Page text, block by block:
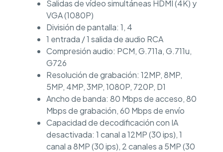
Salidas de vídeo simultáneas HDMI (4K) y
VGA (1080P)
División de pantalla: 1, 4
1 entrada / 1 salida de audio RCA
Compresión audio: PCM, G.711a, G.711u,
G726
Resolución de grabación: 12MP, 8MP,
5MP, 4MP, 3MP, 1080P, 720P, D1
Ancho de banda: 80 Mbps de acceso, 80
Mbps de grabación, 60 Mbps de envío
Capacidad de decodificación con IA
desactivada: 1 canal a 12MP (30 ips), 1
canal a 8MP (30 ips), 2 canales a 5MP (30